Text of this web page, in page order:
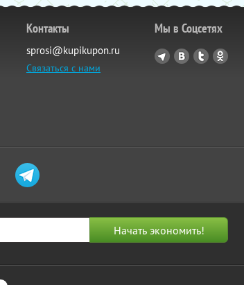
Контакты
sprosi@kupikupon.ru
Связаться с нами
Мы в Соцсетях